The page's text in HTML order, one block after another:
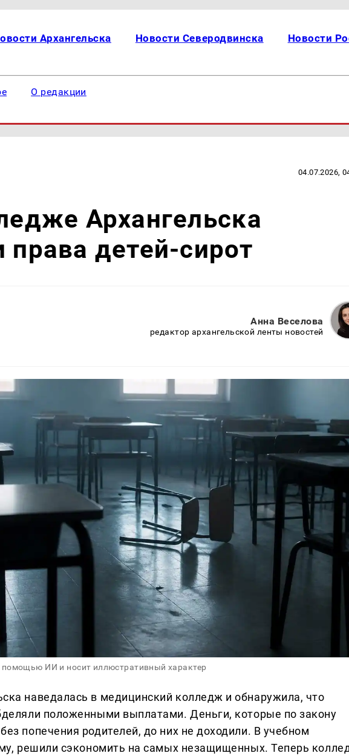
Архангельска Новости Северодвинска Новости
О редакции
04.07.2026,
Архангельска
детей-сирот
Анна Веселова
редактор архангельской ленты новостей
помощью ИИ и носит иллюстративный характер
наведалась в медицинский колледж и обнаружила, что
положенными выплатами. Деньги, которые по закону
попечения родителей, до них не доходили. В учебном
решили сэкономить на самых незащищенных. Теперь